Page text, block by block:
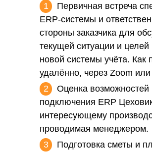
Первичная встреча
ERP-системы и
стороны заказчика для
текущей ситуации и
новой системы учёта. Как
удалённо, через Zoom
Оценка возможностей
подключения ERP
интересующему
проводимая менеджером.
Подготовка сметы и